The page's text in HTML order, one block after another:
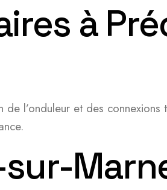
à
l’onduleur et des connexions